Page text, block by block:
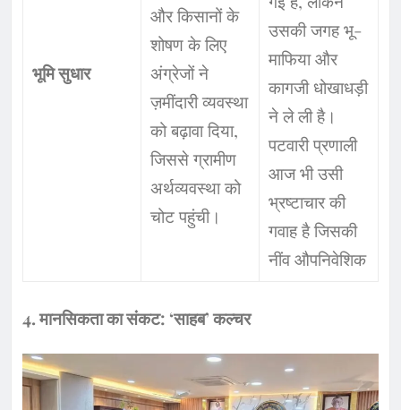
भूमि सुधार
और किसानों के
शोषण के लिए
अंग्रेजों ने
ज़मींदारी व्यवस्था
को बढ़ावा दिया,
जिससे ग्रामीण
अर्थव्यवस्था को
चोट पहुंची।
उसकी जगह भू-
माफिया और
कागजी धोखाधड़ी
ने ले ली है।
पटवारी प्रणाली
आज भी उसी
भ्रष्टाचार की
गवाह है जिसकी
नींव औपनिवेशिक
4. मानसिकता का संकट: ‘साहब’ कल्चर